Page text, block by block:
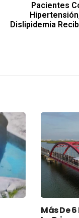
Pacientes
Dislipidemia
Más De